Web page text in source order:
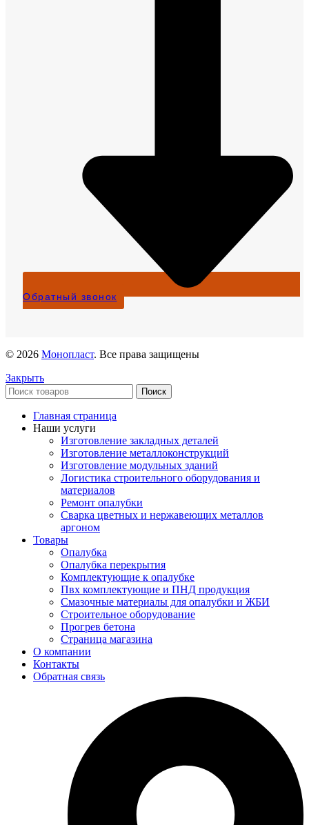
Обратный звонок
© 2026 Монопласт. Все права защищены
Закрыть
Поиск
Главная страница
Наши услуги
Изготовление закладных деталей
Изготовление металлоконструкций
Изготовление модульных зданий
Логистика строительного оборудования и
материалов
Ремонт опалубки
Сварка цветных и нержавеющих металлов
аргоном
Товары
Опалубка
Опалубка перекрытия
Комплектующие к опалубке
Пвх комплектующие и ПНД продукция
Смазочные материалы для опалубки и ЖБИ
Строительное оборудование
Прогрев бетона
Страница магазина
О компании
Контакты
Обратная связь